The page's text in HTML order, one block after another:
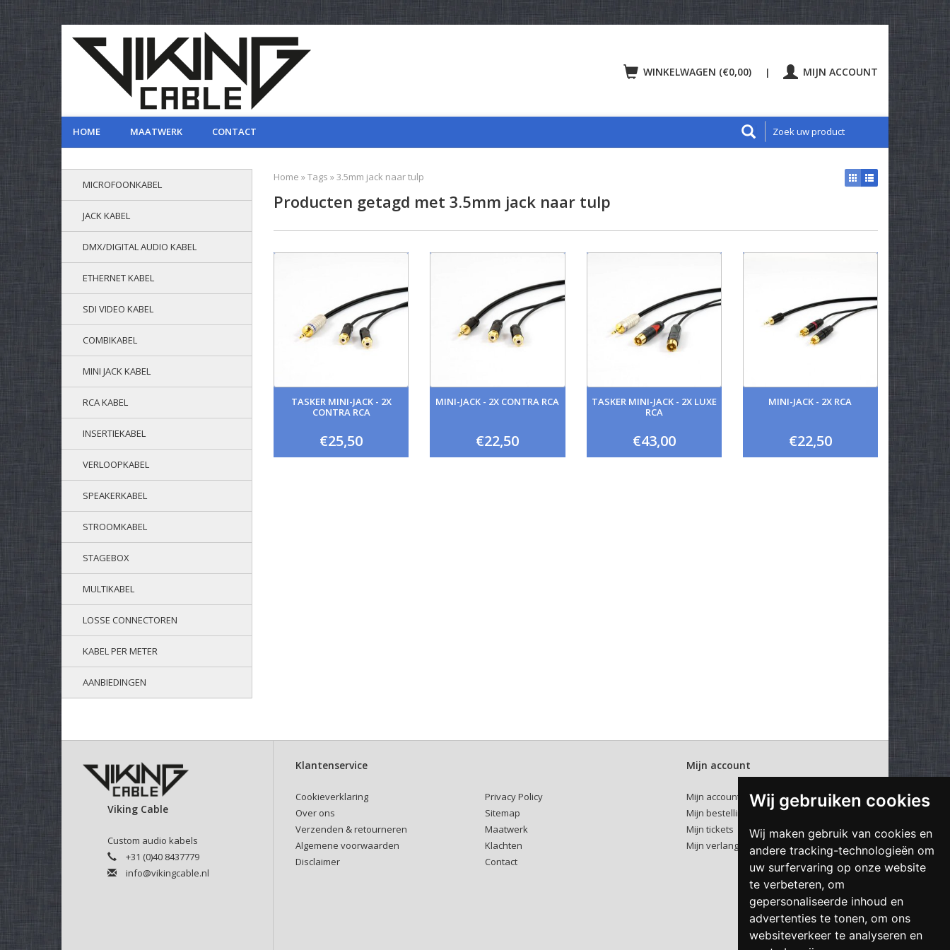
Wij gebruiken cookies
Wij maken gebruik van cookies en
andere tracking-technologieën om
uw surfervaring op onze website
te verbeteren, om
gepersonaliseerde inhoud en
advertenties te tonen, om ons
websiteverkeer te analyseren en
WINKELWAGEN (€0,00) | MIJN ACCOUNT
HOME MAATWERK CONTACT
MICROFOONKABEL
JACK KABEL
DMX/DIGITAL AUDIO KABEL
ETHERNET KABEL
SDI VIDEO KABEL
COMBIKABEL
MINI JACK KABEL
RCA KABEL
INSERTIEKABEL
VERLOOPKABEL
SPEAKERKABEL
STROOMKABEL
STAGEBOX
MULTIKABEL
LOSSE CONNECTOREN
KABEL PER METER
AANBIEDINGEN
Home »Tags »3.5mm jack naar tulp
Producten getagd met 3.5mm jack naar tulp
TASKER MINI-JACK - 2X
CONTRA RCA
€25,50
MINI-JACK - 2X CONTRA RCA
€22,50
TASKER MINI-JACK - 2X LUXE
RCA
€43,00
MINI-JACK - 2X RCA
€22,50
Viking Cable
Custom audio kabels
+31 (0)40 8437779
info@vikingcable.nl
Klantenservice
Cookieverklaring
Over ons
Verzenden & retourneren
Algemene voorwaarden
Disclaimer
Privacy Policy
Sitemap
Maatwerk
Klachten
Contact
Mijn account
Mijn account
Mijn bestellingen
Mijn tickets
Mijn verlanglijst